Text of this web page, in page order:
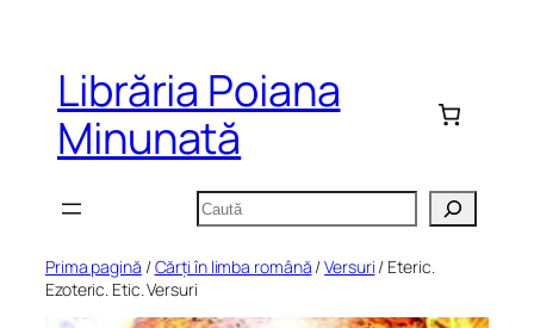
conținutLibrăria Poiana
Minunată
Caută
Prima pagină /Cărți în limba română /Versuri / Eteric.
Ezoteric. Etic. Versuri